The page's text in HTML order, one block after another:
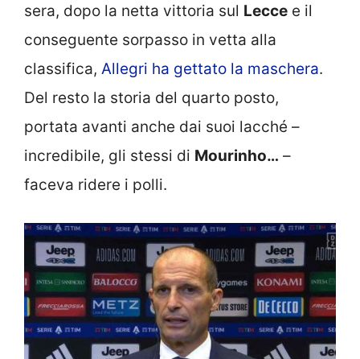
sera, dopo la netta vittoria sul Lecce e il
conseguente sorpasso in vetta alla
classifica, Allegri ha gettato la maschera.
Del resto la storia del quarto posto,
portata avanti anche dai suoi lacché –
incredibile, gli stessi di Mourinho… –
faceva ridere i polli.